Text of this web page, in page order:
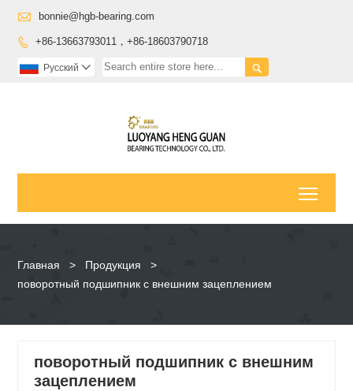
 bonnie@hgb-bearing.com
 +86-13663793011，+86-18603790718

Pусский 
Главная > Продукция
>
поворотный подшипник с внешним зацеплением
поворотный подшипник с внешним
зацеплением